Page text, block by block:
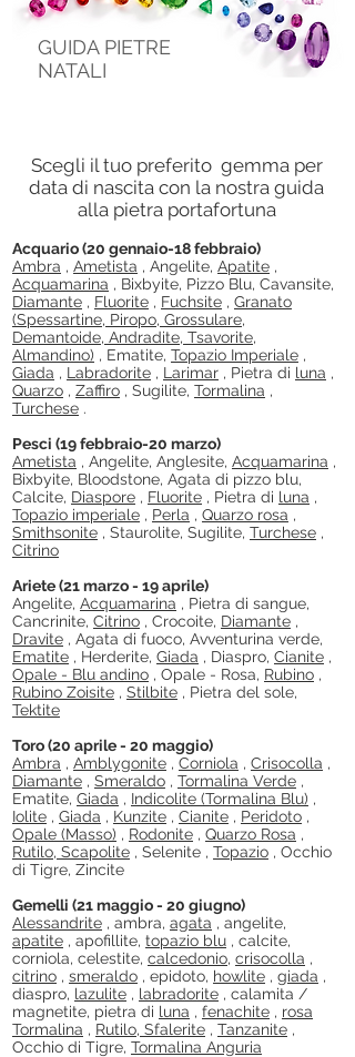
GUIDA PIETRE
NATALI
Scegli il tuo preferito gemma per
data di nascita con la nostra guida
alla pietra portafortuna
Acquario (20 gennaio-18 febbraio)
Ambra , Ametista , Angelite, Apatite ,
Acquamarina , Bixbyite, Pizzo Blu, Cavansite,
Diamante , Fluorite , Fuchsite , Granato
(Spessartine, Piropo, Grossulare,
Demantoide, Andradite, Tsavorite,
Almandino) , Ematite, Topazio Imperiale ,
Giada , Labradorite , Larimar , Pietra di luna ,
Quarzo , Zaffiro , Sugilite, Tormalina ,
Turchese .
Pesci (19 febbraio-20 marzo)
Ametista , Angelite, Anglesite, Acquamarina ,
Bixbyite, Bloodstone, Agata di pizzo blu,
Calcite, Diaspore , Fluorite , Pietra di luna ,
Topazio imperiale , Perla , Quarzo rosa ,
Smithsonite , Staurolite, Sugilite, Turchese ,
Citrino
Ariete (21 marzo - 19 aprile)
Angelite, Acquamarina , Pietra di sangue,
Cancrinite, Citrino , Crocoite, Diamante ,
Dravite , Agata di fuoco, Avventurina verde,
Ematite , Herderite, Giada , Diaspro, Cianite ,
Opale - Blu andino , Opale - Rosa, Rubino ,
Rubino Zoisite , Stilbite , Pietra del sole,
Tektite
Toro (20 aprile - 20 maggio)
Ambra , Amblygonite , Corniola , Crisocolla ,
Diamante , Smeraldo , Tormalina Verde ,
Ematite, Giada , Indicolite (Tormalina Blu) ,
Iolite , Giada , Kunzite , Cianite , Peridoto ,
Opale (Masso) , Rodonite , Quarzo Rosa ,
Rutilo, Scapolite , Selenite , Topazio , Occhio
di Tigre, Zincite
Gemelli (21 maggio - 20 giugno)
Alessandrite , ambra, agata , angelite,
apatite , apofillite, topazio blu , calcite,
corniola, celestite, calcedonio, crisocolla ,
citrino , smeraldo , epidoto, howlite , giada ,
diaspro, lazulite , labradorite , calamita /
magnetite, pietra di luna , fenachite , rosa
Tormalina , Rutilo, Sfalerite , Tanzanite ,
Occhio di Tigre, Tormalina Anguria